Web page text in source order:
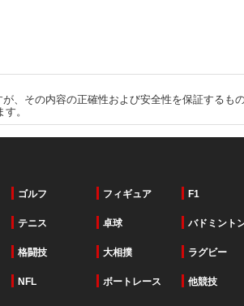
、その内容の正確性および安全性を保証するも
。
ゴルフ フィギュア F1
テニス 卓球 バドミント
格闘技 大相撲 ラグビー
NFL ボートレース 他競技